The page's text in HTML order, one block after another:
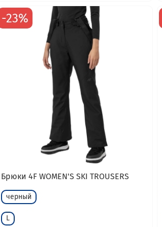
-23%
Брюки 4F WOMEN'S SKI TROUSERS
черный
L